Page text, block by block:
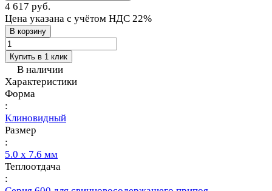
4 617 руб.
Цена указана с учётом НДС 22%
В корзину
Купить в 1 клик
В наличии
Характеристики
Форма
:
Клиновидный
Размер
:
5.0 х 7.6 мм
Теплоотдача
: